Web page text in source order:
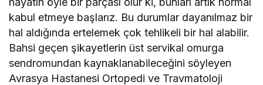
kabul etmeye başlarız. Bu durumlar dayanılmaz bir
hal aldığında ertelemek çok tehlikeli bir hal alabilir.
Bahsi geçen şikayetlerin üst servikal omurga
sendromundan kaynaklanabileceğini söyleyen
Avrasya Hastanesi Ortopedi ve Travmatoloji